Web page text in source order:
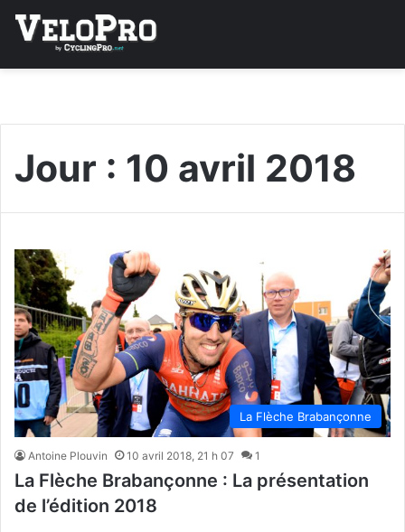
Jour : 10 avril 2018
La Flèche Brabançonne
Antoine Plouvin 10 avril 2018, 21 h 07 1
La Flèche Brabançonne : La présentation
de l’édition 2018